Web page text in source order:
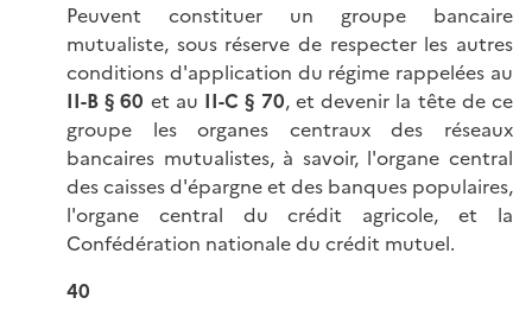
Peuvent constituer un groupe bancaire
mutualiste, sous réserve de respecter les autres
conditions d'application du régime rappelées au
II-B § 60 et au II-C § 70, et devenir la tête de ce
groupe les organes centraux des réseaux
bancaires mutualistes, à savoir, l'organe central
des caisses d'épargne et des banques populaires,
l'organe central du crédit agricole, et la
Confédération nationale du crédit mutuel.
40